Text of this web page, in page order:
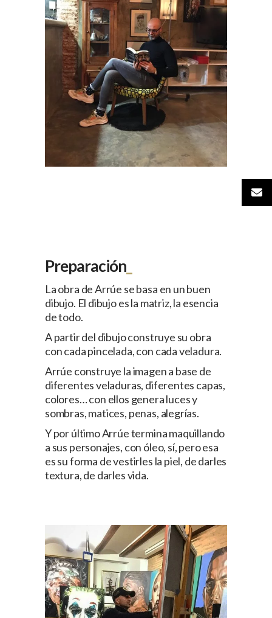
Preparación
La obra de Arrúe se basa en un buen
dibujo. El dibujo es la matriz, la esencia
de todo.
A partir del dibujo construye su obra
con cada pincelada, con cada veladura.
Arrúe construye la imagen a base de
diferentes veladuras, diferentes capas,
colores… con ellos genera luces y
sombras, matices, penas, alegrías.
Y por último Arrúe termina maquillando
a sus personajes, con óleo, sí, pero esa
es su forma de vestirles la piel, de darles
textura, de darles vida.